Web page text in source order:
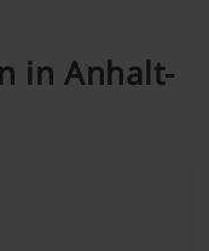
in Anhalt-